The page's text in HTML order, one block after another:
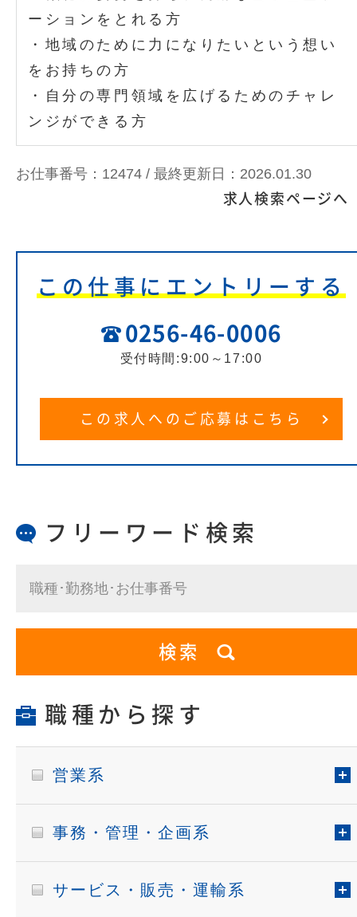
ーションをとれる方
・地域のために力になりたいという想い
をお持ちの方
・自分の専門領域を広げるためのチャレ
ンジができる方
お仕事番号：12474 / 最終更新日：2026.01.30
求人検索ページへ
この仕事にエントリーする
0256-46-0006
受付時間:9:00～17:00
この求人へのご応募はこちら
フリーワード検索
職種から探す
営業系
事務・管理・企画系
サービス・販売・運輸系